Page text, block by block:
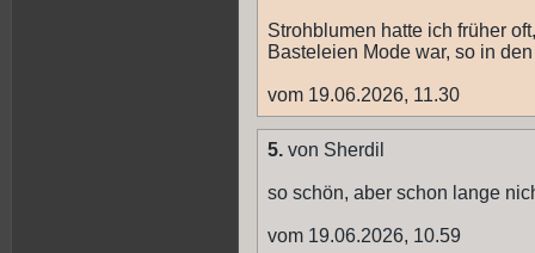
Strohblumen hatte ich früher
Basteleien Mode war, so in
vom 19.06.2026, 11.30
5. von Sherdil
so schön, aber schon lange
vom 19.06.2026, 10.59